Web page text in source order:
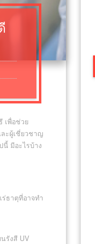
เพื่อช่วย
ะผู้เชี่ยวชาญ
มีอะไรบ้าง
ธาตุที่อาจทำ
รังสี UV